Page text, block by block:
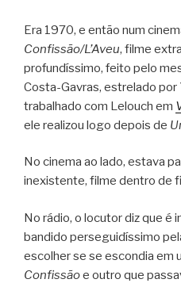
Era 1970, e então num
Confissão/L’Aveu, filme
profundíssimo, feito pelo
Costa-Gavras, estrelado por
trabalhado com Lelouch em
ele realizou logo depois de
No cinema ao lado, estava
inexistente, filme dentro de
No rádio, o locutor diz que é
bandido perseguidíssimo
escolher se se escondia em
Confissãoe outro que